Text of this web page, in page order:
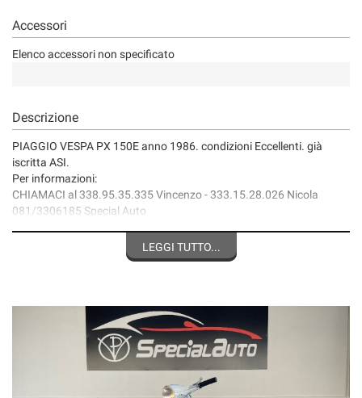
Accessori
Elenco accessori non specificato
Descrizione
PIAGGIO VESPA PX 150E anno 1986. condizioni Eccellenti. già
iscritta ASI.
Per informazioni:
CHIAMACI al 338.95.35.335 Vincenzo - 333.15.28.026 Nicola
081/3306185 Special Auto
FB: Special Auto di Pianese Vincenzo
Instagram: specialautopianese
IMMEDIATA.
Siamo aperti anche il sabato pomeriggio e la domenica mattina
Possibile finanziamento in sede con rata personalizzata, anche
LEGGI TUTTO...